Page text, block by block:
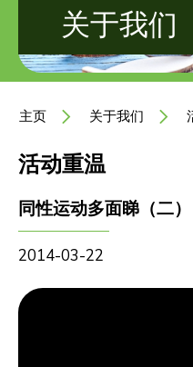
关于我们
主页 关于我们
活动重温
同性运动多面睇（二）
2014-03-22